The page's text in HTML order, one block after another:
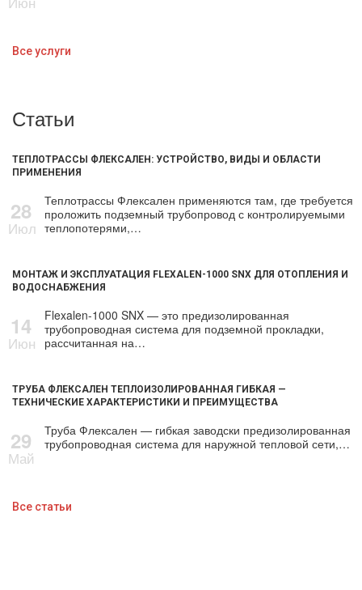
Все услуги
Статьи
ТЕПЛОТРАССЫ ФЛЕКСАЛЕН: УСТРОЙСТВО, ВИДЫ И ОБЛАСТИ
ПРИМЕНЕНИЯ
28
Июл
Теплотрассы Флексален применяются там, где требуется
проложить подземный трубопровод с контролируемыми
теплопотерями,…
МОНТАЖ И ЭКСПЛУАТАЦИЯ FLEXALEN-1000 SNX ДЛЯ ОТОПЛЕНИЯ И
ВОДОСНАБЖЕНИЯ
14
Июн
Flexalen-1000 SNX — это предизолированная
трубопроводная система для подземной прокладки,
рассчитанная на…
ТРУБА ФЛЕКСАЛЕН ТЕПЛОИЗОЛИРОВАННАЯ ГИБКАЯ —
ТЕХНИЧЕСКИЕ ХАРАКТЕРИСТИКИ И ПРЕИМУЩЕСТВА
29
Май
Труба Флексален — гибкая заводски предизолированная
трубопроводная система для наружной тепловой сети,…
Все статьи